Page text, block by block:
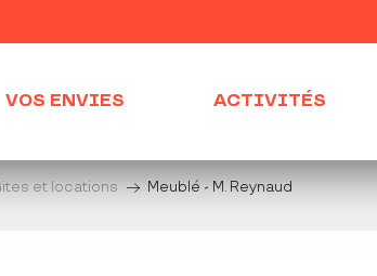
VOS ENVIES ACTIVITÉS
et locations Meublé - M. Reynaud